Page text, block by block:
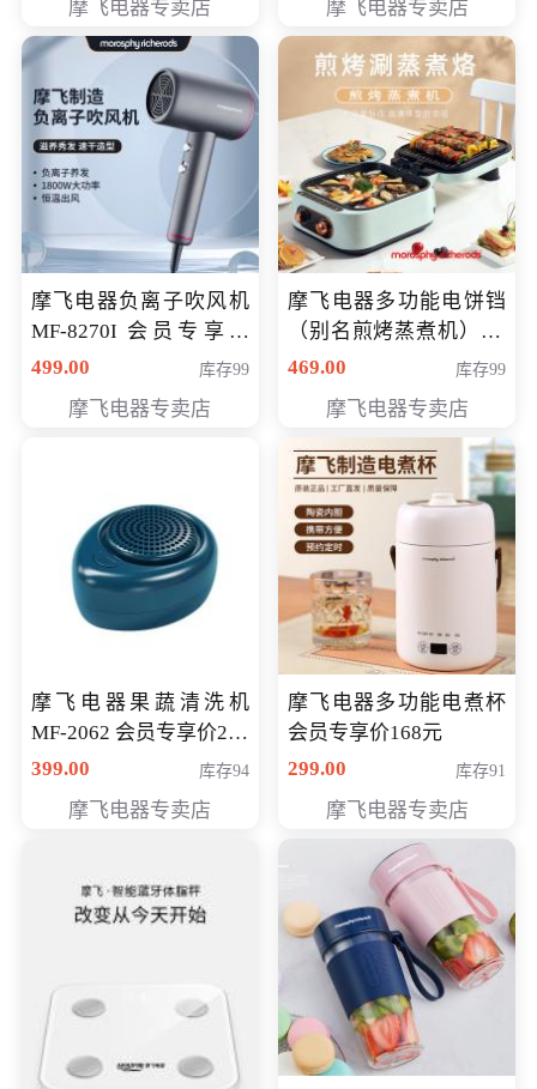
摩飞电器专卖店 摩飞电器专卖店
摩飞电器负离子吹风机
MF-8270I 会员专享价
369元
499.00 库存99
摩飞电器专卖店
摩飞电器多功能电饼铛
（别名煎烤蒸煮机） 型
号MF-8888B 会员专享
469.00 库存99
摩飞电器专卖店
摩飞电器果蔬清洗机
MF-2062 会员专享价268
元
399.00 库存94
摩飞电器专卖店
摩飞电器多功能电煮杯
会员专享价168元
299.00
库存91
摩飞电器专卖店